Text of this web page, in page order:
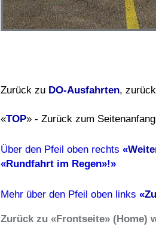
Zurück zu DO-Ausfahrten,
«TOP» - Zurück zum Seitenanfang
Über den Pfeil oben rechts «
«Rundfahrt im Regen»!»
Mehr über den Pfeil oben links «
Zurück zu «Frontseite» (Home)